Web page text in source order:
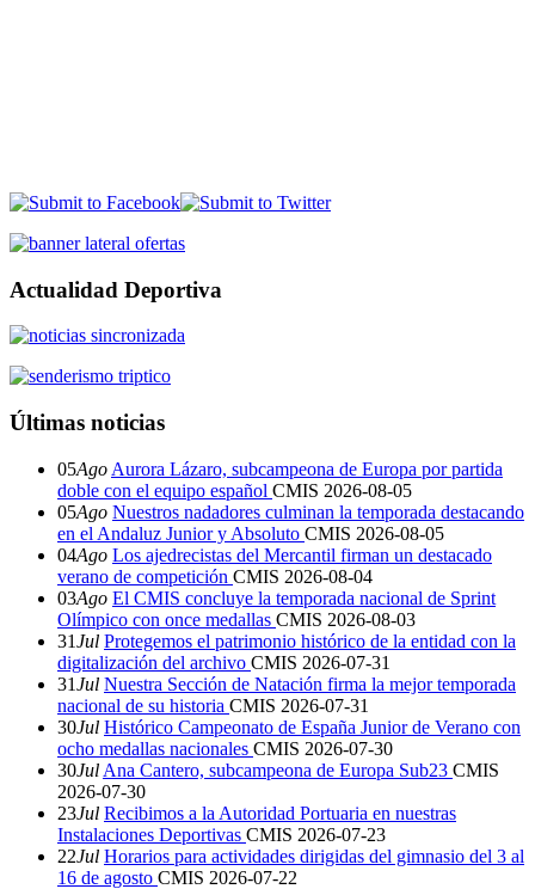
Actualidad Deportiva
Últimas noticias
05Ago Aurora Lázaro, subcampeona de Europa por partida
doble con el equipo español CMIS 2026-08-05
05Ago Nuestros nadadores culminan la temporada destacando
en el Andaluz Junior y Absoluto CMIS 2026-08-05
04Ago Los ajedrecistas del Mercantil firman un destacado
verano de competición CMIS 2026-08-04
03Ago El CMIS concluye la temporada nacional de Sprint
Olímpico con once medallas CMIS 2026-08-03
31Jul Protegemos el patrimonio histórico de la entidad con la
digitalización del archivo CMIS 2026-07-31
31Jul Nuestra Sección de Natación firma la mejor temporada
nacional de su historia CMIS 2026-07-31
30Jul Histórico Campeonato de España Junior de Verano con
ocho medallas nacionales CMIS 2026-07-30
30Jul Ana Cantero, subcampeona de Europa Sub23 CMIS
2026-07-30
23Jul Recibimos a la Autoridad Portuaria en nuestras
Instalaciones Deportivas CMIS 2026-07-23
22Jul Horarios para actividades dirigidas del gimnasio del 3 al
16 de agosto CMIS 2026-07-22